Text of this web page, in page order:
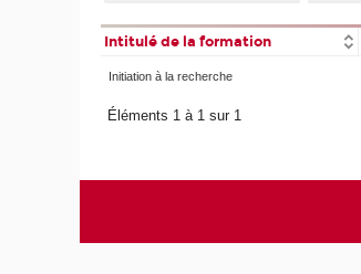
Intitulé de la formation
Initiation à la recherche
Éléments 1 à 1 sur 1